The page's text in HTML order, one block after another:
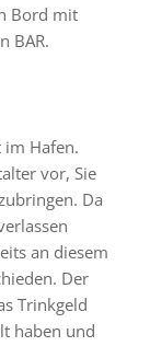
Bord mit
BAR.
im Hafen.
vor, Sie
Da
an diesem
Der
Trinkgeld
haben und